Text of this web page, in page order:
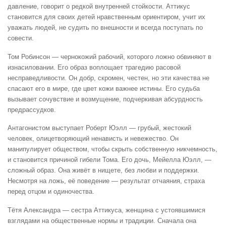
давление, говорит о редкой внутренней стойкости. Аттикус
становится для своих детей нравственным ориентиром, учит их
уважать людей, не судить по внешности и всегда поступать по
совести.
Том Робинсон — чернокожий рабочий, которого ложно обвиняют в
изнасиловании. Его образ воплощает трагедию расовой
несправедливости. Он добр, скромен, честен, но эти качества не
спасают его в мире, где цвет кожи важнее истины. Его судьба
вызывает сочувствие и возмущение, подчеркивая абсурдность
предрассудков.
Антагонистом выступает Роберт Юэлл — грубый, жестокий
человек, олицетворяющий ненависть и невежество. Он
манипулирует обществом, чтобы скрыть собственную никчемность,
и становится причиной гибели Тома. Его дочь, Мейелла Юэлл, —
сложный образ. Она живёт в нищете, без любви и поддержки.
Несмотря на ложь, её поведение — результат отчаяния, страха
перед отцом и одиночества.
Тётя Александра — сестра Аттикуса, женщина с устоявшимися
взглядами на общественные нормы и традиции. Сначала она